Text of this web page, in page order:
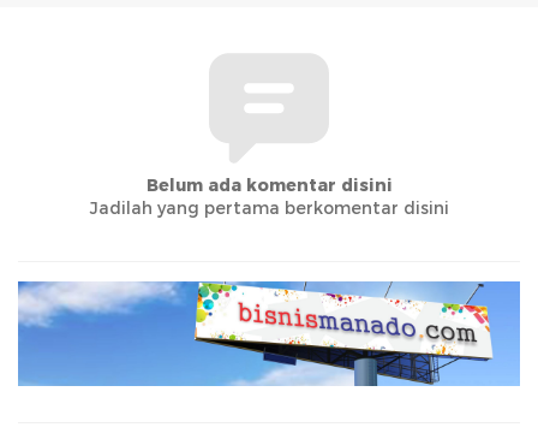
Belum ada komentar disini
Jadilah yang pertama berkomentar disini